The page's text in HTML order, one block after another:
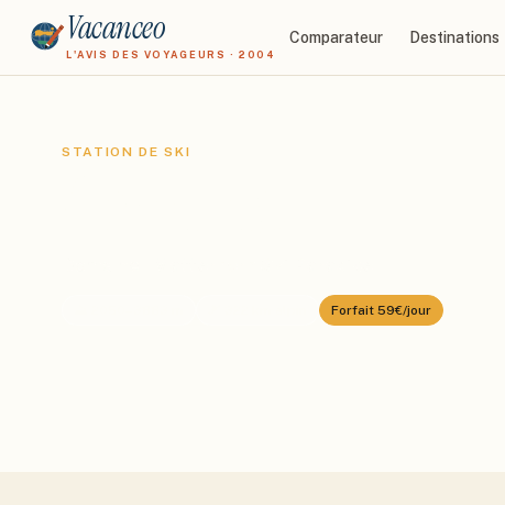
Vacanceo
L'AVIS DES VOYAGEURS · 2004
Comparateur Destinations
STATION DE SKI
Forfait 59€/jour